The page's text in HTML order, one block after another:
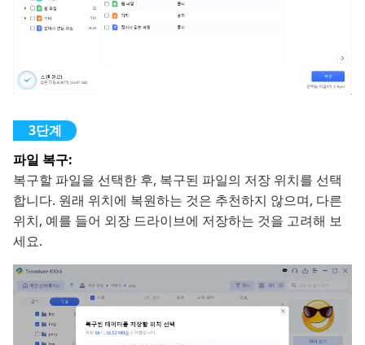
파일 복구:
복구할 파일을 선택한 후, 복구된 파일의 저장 위치를 선택
합니다. 원래 위치에 복원하는 것은 추천하지 않으며, 다른
위치, 예를 들어 외장 드라이브에 저장하는 것을 고려해 보
세요.